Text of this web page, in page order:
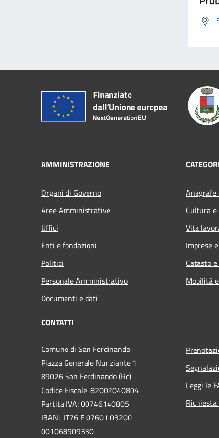
AMMINISTRAZIONE
Organi di Governo
Aree Amministrative
Uffici
Enti e fondazioni
Politici
Personale Amministrativo
Documenti e dati
Cultura
Vita
Imprese
Catasto
Mobilità
CONTATTI
Comune di San Ferdinando
Piazza Generale Nunziante 1
89026 San Ferdinando (Rc)
Codice Fiscale: 82002040804
Partita IVA: 00746140805
IBAN: IT76 F 07601 03200
001068909330
Leggi le